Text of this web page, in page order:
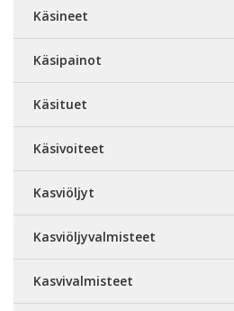
Käsineet
Käsipainot
Käsituet
Käsivoiteet
Kasviöljyt
Kasviöljyvalmisteet
Kasvivalmisteet